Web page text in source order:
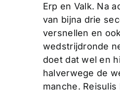
Erp en Valk. Na
van bijna drie
versnellen en
wedstrijdronde
doet dat wel en
halverwege de
manche.